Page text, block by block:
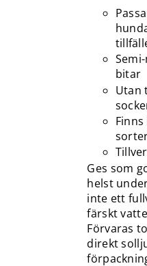
bitar
Utan
Ges som
helst
inte ett
färskt
Förvaras
direkt